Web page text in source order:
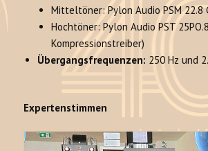
Mitteltöner: Pylon Audio PSM 22.8
Hochtöner: Pylon Audio PST
Kompressionstreiber)
Übergangsfrequenzen: 250 Hz und
Expertenstimmen